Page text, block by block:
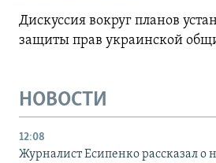
Дискуссия вокруг планов
защиты прав украинской
НОВОСТИ
12:08
Журналист Есипенко рассказал о